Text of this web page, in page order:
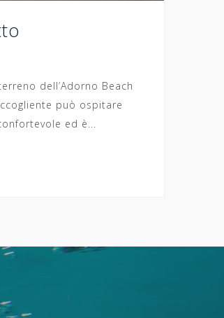
dell’Adorno Beach
può ospitare
ed è...